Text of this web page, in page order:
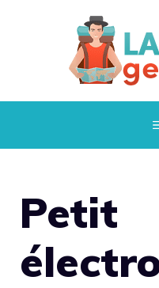
Petit